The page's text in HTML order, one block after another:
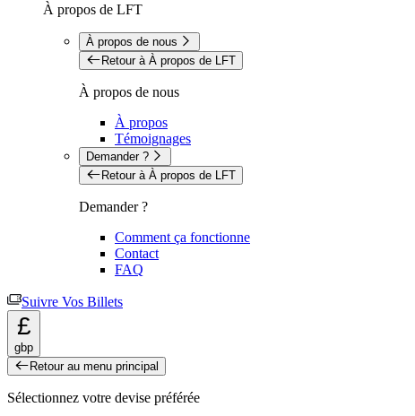
À propos de LFT
À propos de nous
Retour à À propos de LFT
À propos de nous
À propos
Témoignages
Demander ?
Retour à À propos de LFT
Demander ?
Comment ça fonctionne
Contact
FAQ
Suivre Vos Billets
£
gbp
Retour au menu principal
Sélectionnez votre devise préférée